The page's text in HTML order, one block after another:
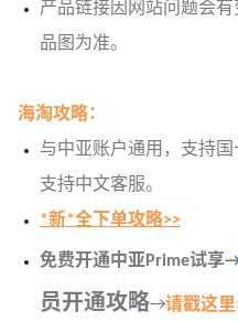
产品链接因网站问题会
品图为准。
海淘攻略：
与中亚账户通用，支持国
支持中文客服。
*新*全下单攻略>>
免费开通中亚Prime试享
员开通攻略→请戳这里